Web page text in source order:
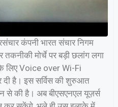
कंपनी भारत संचार निगम
मोर्चे पर बड़ी छलांग लगा
लिए Voice over Wi-Fi
है। इस सर्विस की शुरुआत
से की है। अब बीएसएनएल यूज़र्स